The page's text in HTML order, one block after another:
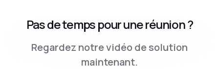
Pas de temps pour une réunion ?
Regardez notre vidéo de solution
maintenant.